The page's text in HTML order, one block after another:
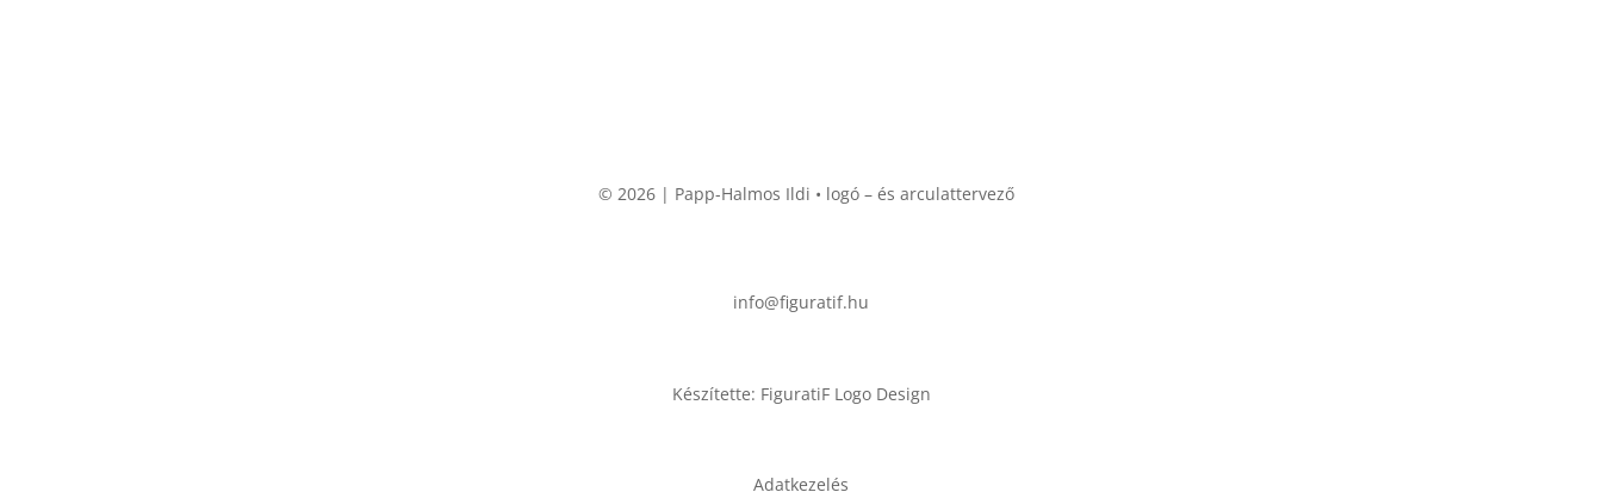
© 2026 | Papp-Halmos Ildi • logó – és arculattervező
info@figuratif.hu
Készítette: FiguratiF Logo Design
Adatkezelés